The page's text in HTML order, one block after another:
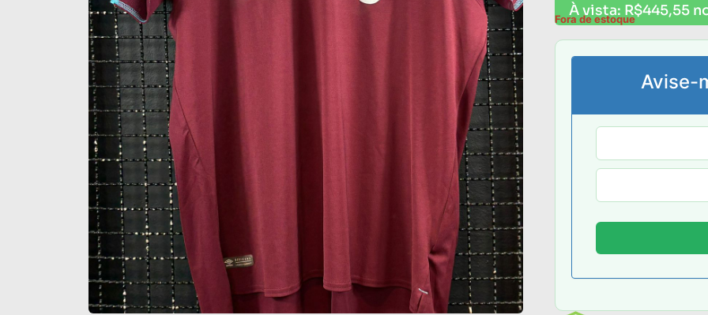
À vista: R$445,55
Fora de estoque
Avise-